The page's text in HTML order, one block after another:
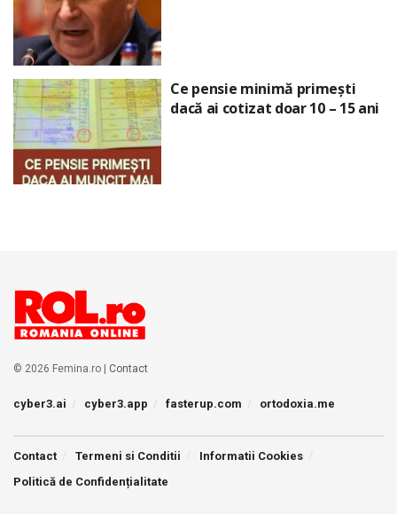
Ce pensie minimă primești
dacă ai cotizat doar 10 – 15 ani
© 2026 Femina.ro | Contact
cyber3.ai cyber3.app fasterup.com ortodoxia.me
Contact Termeni si Conditii
Informatii Cookies
Politică de Confidențialitate